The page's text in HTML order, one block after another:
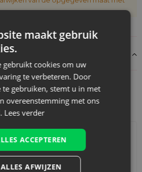
van het product met de
meer zou kunnen
maakt gebruik
gebruikt cookies om uw
te verbeteren. Door
te gebruiken, stemt u in met
overeenstemming met ons
Lees verder
ACCEPTEREN
ALLES AFWIJZEN